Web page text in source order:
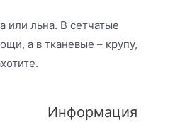
или льна. В сетчатые
а в тканевые – крупу,
Информация